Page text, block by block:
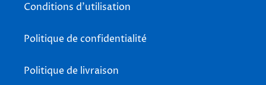
Conditions d'utilisation
Politique de confidentialité
Politique de livraison